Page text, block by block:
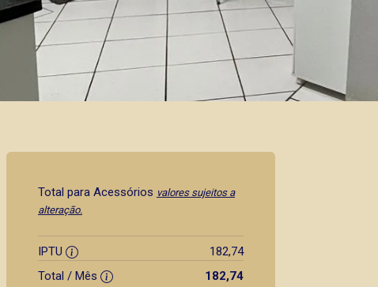
Total para Acessórios valores sujeitos a
alteração.
IPTU
182,74
Total / Mês
182,74